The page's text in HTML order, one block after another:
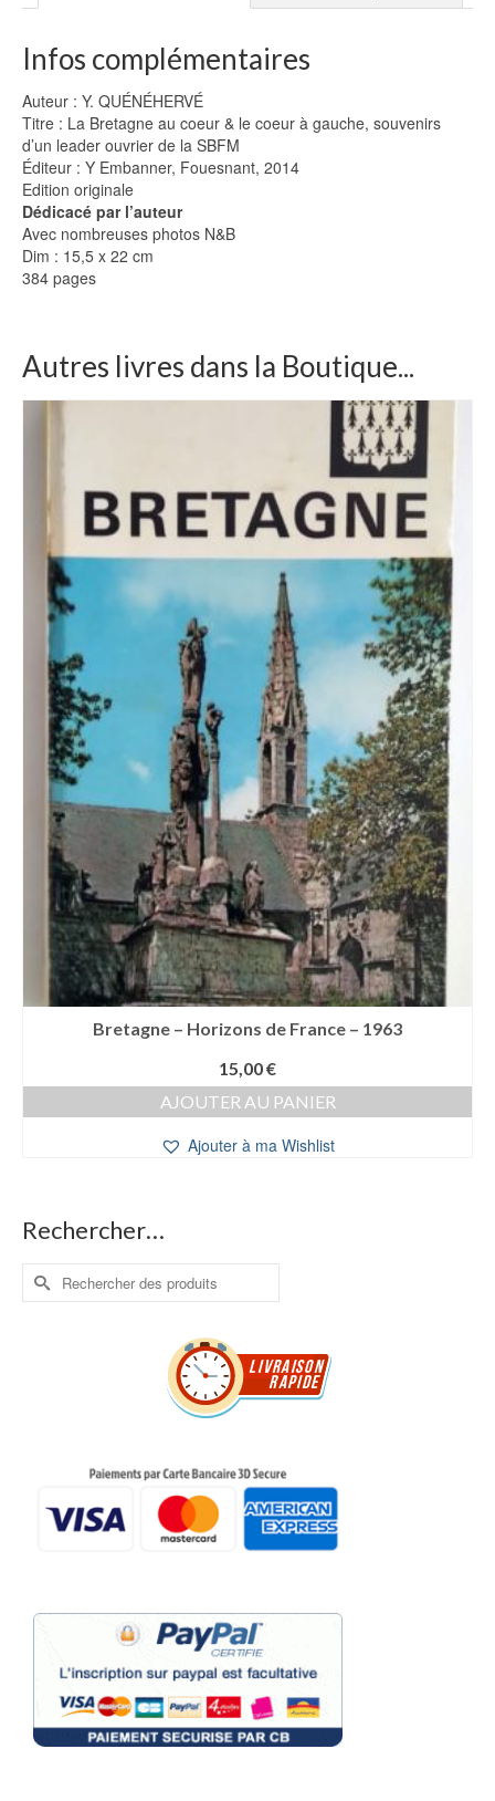
QUÉNÉHERVÉ
Infos complémentaires
Auteur : Y. QUÉNÉHERVÉ
Titre : La Bretagne au coeur & le coeur à gauche, souvenirs
d’un leader ouvrier de la SBFM
Éditeur : Y Embanner, Fouesnant, 2014
Edition originale
Dédicacé par l’auteur
Avec nombreuses photos N&B
Dim : 15,5 x 22 cm
384 pages
Autres livres dans la Boutique...
Bretagne – Horizons de France – 1963
15,00€
AJOUTER AU PANIER
Ajouter à ma Wishlist
Rechercher…
Rechercher :